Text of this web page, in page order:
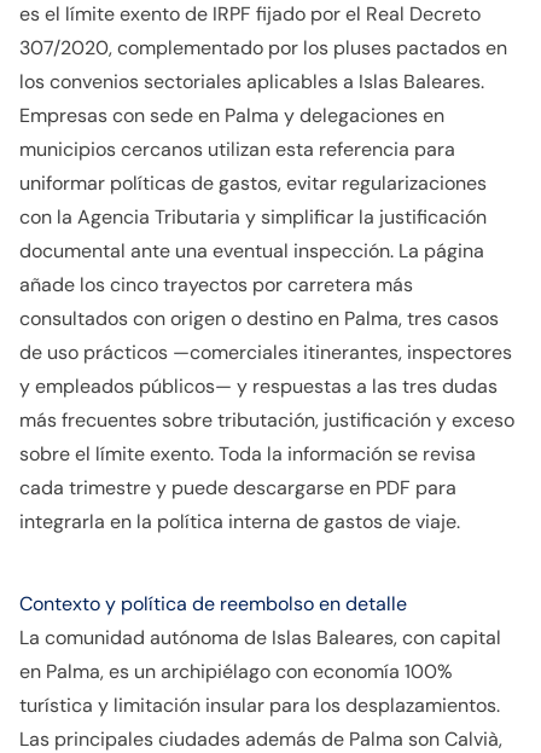
es el límite exento de IRPF fijado por el Real Decreto
307/2020, complementado por los pluses pactados en
los convenios sectoriales aplicables a Islas Baleares.
Empresas con sede en Palma y delegaciones en
municipios cercanos utilizan esta referencia para
uniformar políticas de gastos, evitar regularizaciones
con la Agencia Tributaria y simplificar la justificación
documental ante una eventual inspección. La página
añade los cinco trayectos por carretera más
consultados con origen o destino en Palma, tres casos
de uso prácticos —comerciales itinerantes, inspectores
y empleados públicos— y respuestas a las tres dudas
más frecuentes sobre tributación, justificación y exceso
sobre el límite exento. Toda la información se revisa
cada trimestre y puede descargarse en PDF para
integrarla en la política interna de gastos de viaje.
Contexto y política de reembolso en detalle
La comunidad autónoma de Islas Baleares, con capital
en Palma, es un archipiélago con economía 100%
turística y limitación insular para los desplazamientos.
Las principales ciudades además de Palma son Calvià,